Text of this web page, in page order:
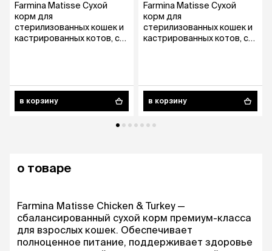
Farmina Matisse Cухой
корм для
стерилизованных кошек и
кастрированных котов, с
в корзину
Farmina Matisse Cухой
корм для
стерилизованных кошек и
кастрированных котов, с
в корзину
о товаре
Farmina Matisse Chicken & Turkey —
сбалансированный сухой корм премиум-класса
для взрослых кошек. Обеспечивает
полноценное питание, поддерживает здоровье